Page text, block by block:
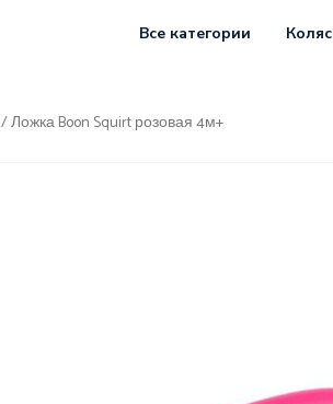
Все категории
/ Ложка Boon Squirt розовая 4м+